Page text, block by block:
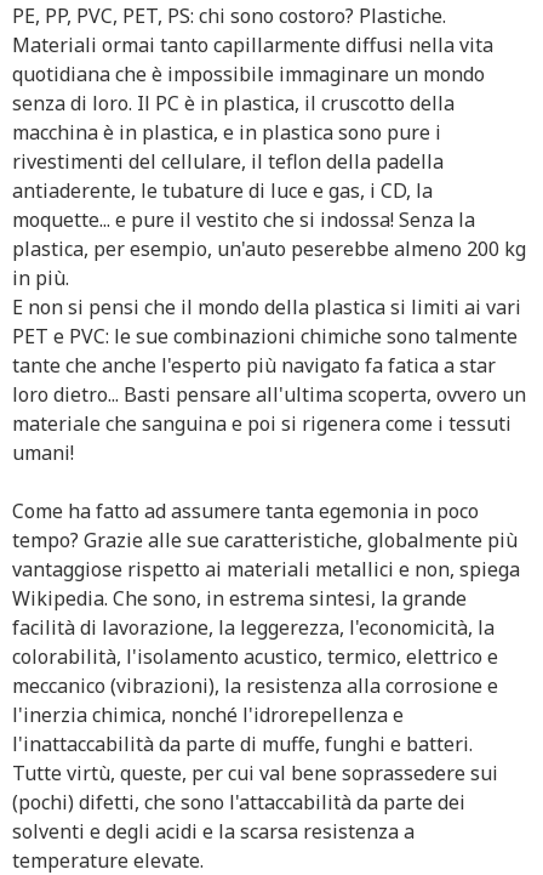
PE, PP, PVC, PET, PS: chi sono costoro? Plastiche.
Materiali ormai tanto capillarmente diffusi nella vita
quotidiana che è impossibile immaginare un mondo
senza di loro. Il PC è in plastica, il cruscotto della
macchina è in plastica, e in plastica sono pure i
rivestimenti del cellulare, il teflon della padella
antiaderente, le tubature di luce e gas, i CD, la
moquette... e pure il vestito che si indossa! Senza la
plastica, per esempio, un'auto peserebbe almeno 200 kg
in più.
E non si pensi che il mondo della plastica si limiti ai vari
PET e PVC: le sue combinazioni chimiche sono talmente
tante che anche l'esperto più navigato fa fatica a star
loro dietro... Basti pensare all'ultima scoperta, ovvero un
materiale che sanguina e poi si rigenera come i tessuti
umani!
Come ha fatto ad assumere tanta egemonia in poco
tempo? Grazie alle sue caratteristiche, globalmente più
vantaggiose rispetto ai materiali metallici e non, spiega
Wikipedia. Che sono, in estrema sintesi, la grande
facilità di lavorazione, la leggerezza, l'economicità, la
colorabilità, l'isolamento acustico, termico, elettrico e
meccanico (vibrazioni), la resistenza alla corrosione e
l'inerzia chimica, nonché l'idrorepellenza e
l'inattaccabilità da parte di muffe, funghi e batteri.
Tutte virtù, queste, per cui val bene soprassedere sui
(pochi) difetti, che sono l'attaccabilità da parte dei
solventi e degli acidi e la scarsa resistenza a
temperature elevate.